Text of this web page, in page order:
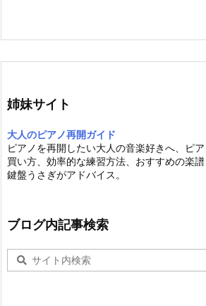
姉妹サイト
大人のピアノ再開ガイド
ピアノを再開したい大人の音楽好きへ、ピ
買い方、効率的な練習方法、おすすめの楽譜
鍵盤うさぎがアドバイス。
ブログ内記事検索